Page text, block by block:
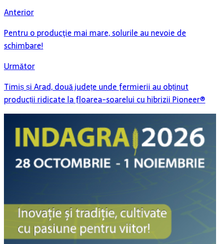
Anterior
Pentru o producţie mai mare, solurile au nevoie de
schimbare!
Următor
Timiș și Arad, două județe unde fermierii au obținut
producții ridicate la floarea-soarelui cu hibrizii Pioneer®